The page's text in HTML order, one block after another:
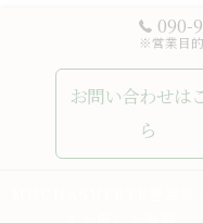
090-
※営業目
お問い合わせは
ら